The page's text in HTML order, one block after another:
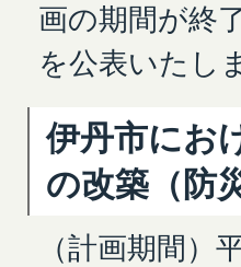
画の期間が終
を公表いたし
伊丹市にお
の改築（防
（計画期間）